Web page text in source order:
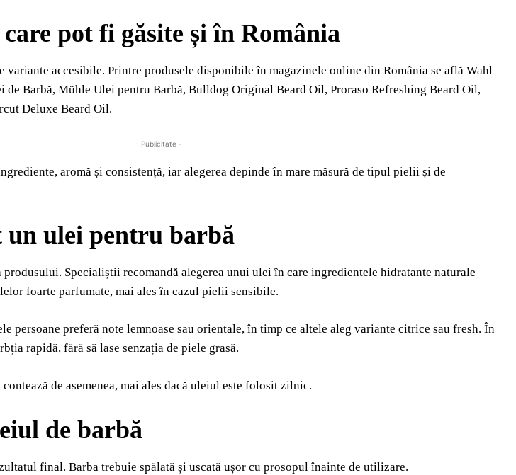
pot fi găsite și în România
variante accesibile. Printre produsele disponibile în magazinele online din România se află Wahl
de Barbă, Mühle Ulei pentru Barbă, Bulldog Original Beard Oil, Proraso Refreshing Beard Oil,
Deluxe Beard Oil.
- Publicitate -
aromă și consistență, iar alegerea depinde în mare măsură de tipul pielii și de
un ulei pentru barbă
Specialiștii recomandă alegerea unui ulei în care ingredientele hidratante naturale
foarte parfumate, mai ales în cazul pielii sensibile.
persoane preferă note lemnoase sau orientale, în timp ce altele aleg variante citrice sau fresh. În
rapidă, fără să lase senzația de piele grasă.
de asemenea, mai ales dacă uleiul este folosit zilnic.
de barbă
final. Barba trebuie spălată și uscată ușor cu prosopul înainte de utilizare.